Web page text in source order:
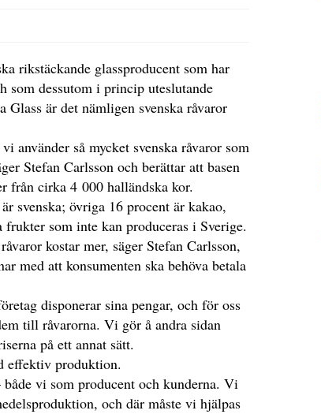
rikstäckande glassproducent som har
som dessutom i princip uteslutande
Glass är det nämligen svenska råvaror
använder så mycket svenska råvaror som
Stefan Carlsson och berättar att basen
från cirka 4 000 halländska kor.
svenska; övriga 16 procent är kakao,
som inte kan produceras i Sverige.
kostar mer, säger Stefan Carlsson,
med att konsumenten ska behöva betala
disponerar sina pengar, och för oss
till råvarorna. Vi gör å andra sidan
på ett annat sätt.
effektiv produktion.
vi som producent och kunderna. Vi
och där måste vi hjälpas